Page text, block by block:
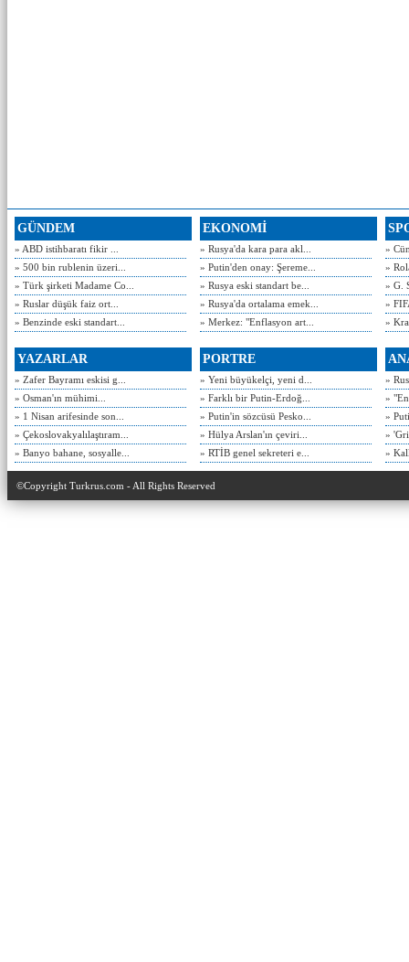
GÜNDEM
» ABD istihbaratı fikir ...
» 500 bin rublenin üzeri...
» Türk şirketi Madame Co...
» Ruslar düşük faiz ort...
» Benzinde eski standart...
EKONOMİ
» Rusya'da kara para akl...
» Putin'den onay: Şereme...
» Rusya eski standart be...
» Rusya'da ortalama emek...
» Merkez: "Enflasyon art...
»
»
» G.
»
»
YAZARLAR
» Zafer Bayramı eskisi g...
» Osman'ın mühimi...
» 1 Nisan arifesinde son...
» Çekoslovakyalılaştıram...
» Banyo bahane, sosyalle...
PORTRE
» Yeni büyükelçi, yeni d...
» Farklı bir Putin-Erdoğ...
» Putin'in sözcüsü Pesko...
» Hülya Arslan'ın çeviri...
» RTİB genel sekreteri e...
»
»
»
»
»
©Copyright Turkrus.com - All Rights Reserved